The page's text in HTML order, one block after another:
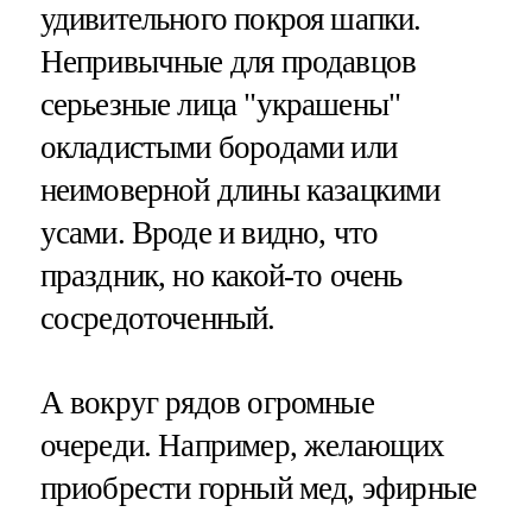
удивительного покроя шапки.
Непривычные для продавцов
серьезные лица "украшены"
окладистыми бородами или
неимоверной длины казацкими
усами. Вроде и видно, что
праздник, но какой-то очень
сосредоточенный.
А вокруг рядов огромные
очереди. Например, желающих
приобрести горный мед, эфирные